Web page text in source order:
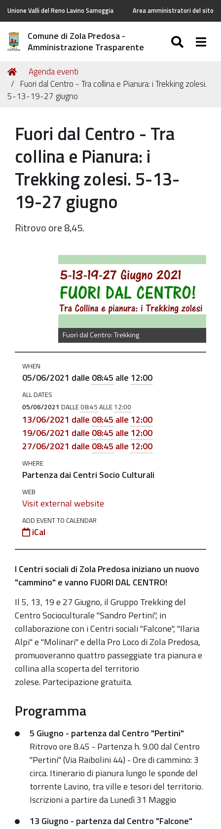
Unione Valli del Reno Lavino Samoggia Area amministratori del sito
Comune di Zola Predosa -
Amministrazione Trasparente
Tu
sei
qui:
Home
Agenda eventi
Fuori dal Centro - Tra collina e Pianura: i Trekking zolesi.
5-13-19-27 giugno
Fuori dal Centro - Tra
collina e Pianura: i
Trekking zolesi. 5-13-
19-27 giugno
Ritrovo ore 8,45.
Fuori dal Centro: Trekking
https://old.comune.zolapredosa.bo.it/events/fuori-
i-
trekking-
zolesi-
5-
13-
19-
27-
giugno
Fuori
dal
Centro
Tra
collina
i
Trekking
zolesi.
5-
13-
19-
27
giugno
2021-
05T08:45:00+02:00
06-
05T12:00:00+02:00
Ritrovo
8,45.
WHEN
05/06/2021 dalle 08:45 alle 12:00
ALL DATES
05/06/2021 DALLE 08:45 ALLE 12:00
13/06/2021 dalle 08:45 alle 12:00
19/06/2021 dalle 08:45 alle 12:00
27/06/2021 dalle 08:45 alle 12:00
WHERE
Partenza dai Centri Socio Culturali
WEB
Visit external website
ADD EVENT TO CALENDAR
iCal
I Centri sociali di Zola Predosa iniziano un nuovo
"cammino" e vanno FUORI DAL CENTRO!
Il 5, 13, 19 e 27 Giugno, il Gruppo Trekking del
Centro Socioculturale "Sandro Pertini", in
collaborazione con i Centri sociali "Falcone", "Ilaria
Alpi" e "Molinari" e della Pro Loco di Zola Predosa,
promuoveranno quattro passeggiate tra pianura e
collina alla scoperta del territorio
zolese. Partecipazione gratuita.
Programma
5 Giugno - partenza dal Centro "Pertini"
Ritrovo ore 8.45 - Partenza h. 9.00 dal Centro
"Pertini" (Via Raibolini 44) - Ore di cammino: 3
circa. Itinerario di pianura lungo le sponde del
torrente Lavino, tra ville e tesori del territorio.
Iscrizioni a partire da Lunedì 31 Maggio
13 Giugno - partenza dal Centro "Falcone"